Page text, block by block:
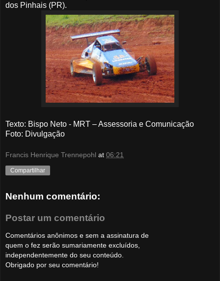
dos Pinhais (PR).
Texto: Bispo Neto - MRT – Assessoria e Comunicação
Foto: Divulgação
Francis Henrique Trennepohl at 06:21
Compartilhar
Nenhum comentário:
Postar um comentário
Comentários anônimos e sem a assinatura de
quem o fez serão sumariamente excluídos,
independentemente do seu conteúdo.
Obrigado por seu comentário!